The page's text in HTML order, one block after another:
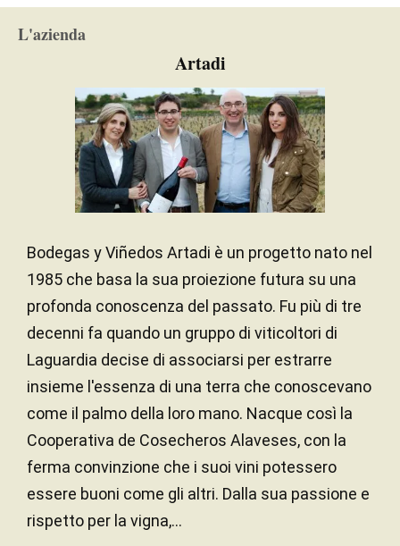
disgorged in September 2022.
— Luis Gutiérrez (16/2/2023)
Robert Parker Wine Advocate
Annata 2018 - 94+ PARKER
ESPOSIZIONE Sud-Est
L'azienda
Artadi
Bodegas y Viñedos Artadi è un progetto nato nel
1985 che basa la sua proiezione futura su una
profonda conoscenza del passato. Fu più di tre
decenni fa quando un gruppo di viticoltori di
Laguardia decise di associarsi per estrarre
insieme l'essenza di una terra che conoscevano
come il palmo della loro mano. Nacque così la
Cooperativa de Cosecheros Alaveses, con la
ferma convinzione che i suoi vini potessero
essere buoni come gli altri. Dalla sua passione e
rispetto per la vigna,...